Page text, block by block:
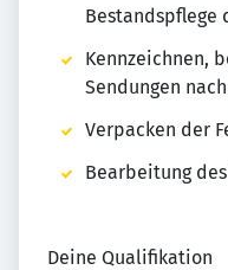
Bestandspflege
Kennzeichnen,
Sendungen
Verpacken der
Bearbeitung
Deine Qualifikation